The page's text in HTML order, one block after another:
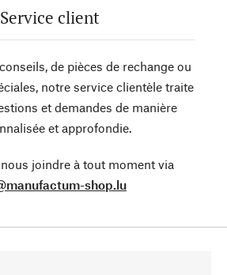
Service client
de pièces de rechange ou
notre service clientèle traite
et demandes de manière
et approfondie.
joindre à tout moment via
shop.lu